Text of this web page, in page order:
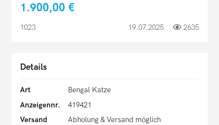
1.900,00 €
1023 19.07.2025 2635
Details
Art
Bengal Katze
Anzeigennr.
419421
Versand
Abholung & Versand möglich